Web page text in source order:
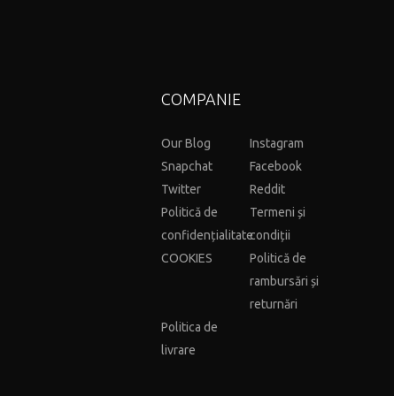
COMPANIE
Our Blog
Instagram
Snapchat
Facebook
Twitter
Reddit
Politică de
confidențialitate
Termeni și
condiții
COOKIES
Politică de
rambursări și
returnări
Politica de
livrare